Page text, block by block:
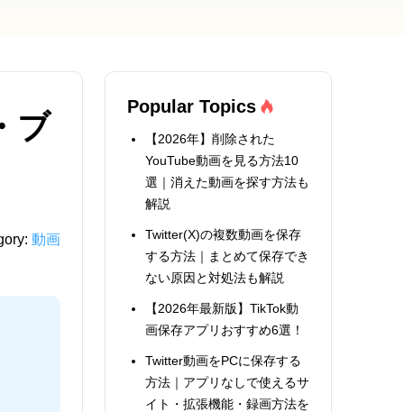
ブ
動画
Popular Topics
【2026年】削除された
YouTube動画を見る方法10
選｜消えた動画を探す方法も
解説
Twitter(X)の複数動画を保存
する方法｜まとめて保存でき
ない原因と対処法も解説
【2026年最新版】TikTok動
画保存アプリおすすめ6選！
Twitter動画をPCに保存する
方法｜アプリなしで使えるサ
イト・拡張機能・録画方法を